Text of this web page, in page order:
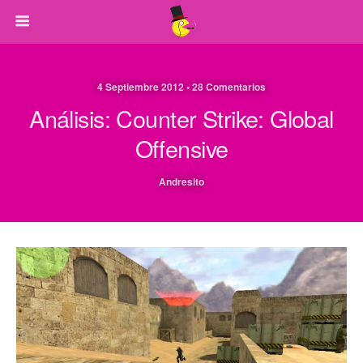
4 Septiembre 2012 • 28 Comentarios
Análisis: Counter Strike: Global
Offensive
Andresito